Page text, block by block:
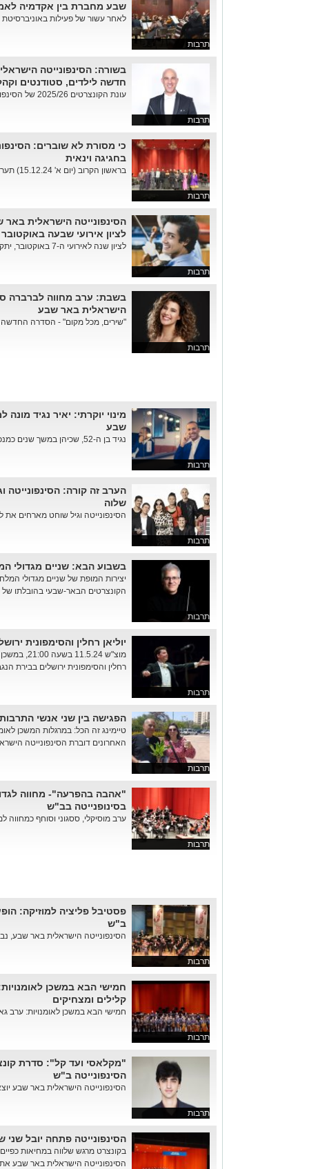
תרבות
שבע מחברת בין אקדמיה
לאחר עשור של פעילות באוניברסיטת
תרבות
בשורה: הסינפונייטה
חדשה לילדים, סטודנטים
עונת הקונצרטים 2025/26 של הסינפונייטה הישראלית באר שבע נפת...
תרבות
כי מסורת לא שוברים:
בחגיגה וינאית
בראשון הקרוב (יום א' 15.12.24) תערוך הסינפונייטה הישראלית באר שבע...
תרבות
הסינפונייטה הישראלית
לציון אירועי שבעה באוקטובר
לציון שנה לאירועי ה-7 באוקטובר, יתקיים "פרויקט התקווה" - פרויקט יצירו...
תרבות
בשבת: ערב מחווה לברברה
הישראלית באר שבע
"שירים, מכל מקום" - הסדרה החדשה
תרבות
מינוי יוקרתי: יאיר נגיד
שבע
נגיד בן ה-52, שכיהן במשך שנים כמנכ"ל המשכן לאומנויות הבמה - מ...
תרבות
הערב זה קורה:
שלוה
הסינפונייטה וגיל שוחט מארחים את להקת
תרבות
בשבוע הבא: שניים מגדולי
יצירות המופת של שניים מגדולי
הקונצרטים הבאר-שבעי בהובלתו של
תרבות
יוליאן רחלין והסימפונית
מוצ"ש
רחלין והסימפונית ירושלים בבירת
תרבות
הפגישה בין שני אנשי
טיימינג זה הכל: במרגלות המשכן
האחרונים דוברת הסינפונייטה
תרבות
"אהבה בהפרעה"- מחווה
בסינופנייטה בב"ש
ערב מוסיקלי, ססגוני וסוחף כמחווה
תרבות
פסטיבל פליציה למוזיקה:
ב"ש
הסינפונייטה הישראלית באר שבע,
תרבות
חמישי הבא במשכן
קלילים ומצחיקים
חמישי הבא במשכן לאומנויות: ערב
תרבות
"מקלאסי ועד קל": סדרת
הסינפונייטה ב"ש
הסינפונייטה הישראלית באר שבע
הסינפונייטה פתחה יובל
בקונצרט מרגש שלווה במחיאות
הסינפונייטה הישראלית באר שבע